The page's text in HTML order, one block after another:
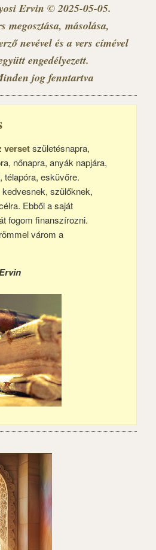
Ervin © 2025-05-05.
megosztása, másolása,
nevével és a vers címével
engedélyezett.
jog fenntartva
versetszületésnapra,
nőnapra, anyák napjára,
télapóra, esküvőre.
szülőknek,
Ebből a saját
fogom finanszírozni.
várom a